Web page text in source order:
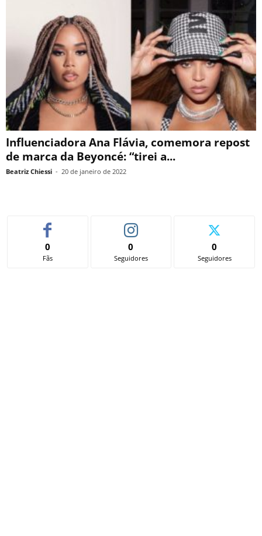
Influenciadora Ana Flávia, comemora repost
de marca da Beyoncé: “tirei a...
Beatriz Chiessi - 20 de janeiro de 2022
0
Fãs
0
Seguidores
0
Seguidores